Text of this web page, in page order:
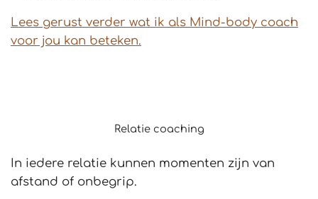
Lees gerust verder wat ik als Mind-body coach
voor jou kan beteken.
Relatie coaching
In iedere relatie kunnen momenten zijn van
afstand of onbegrip.